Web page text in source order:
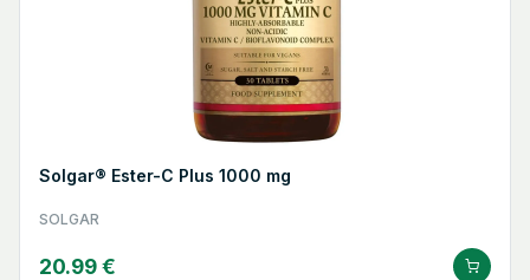
Solgar® Ester-C Plus 1000 mg
SOLGAR
20.99 €